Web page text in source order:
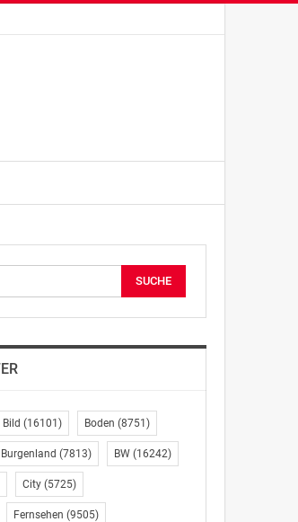
Bild (16101) Boden (8751)
Burgenland (7813) BW(16242)
City(5725)
Fernsehen (9505)